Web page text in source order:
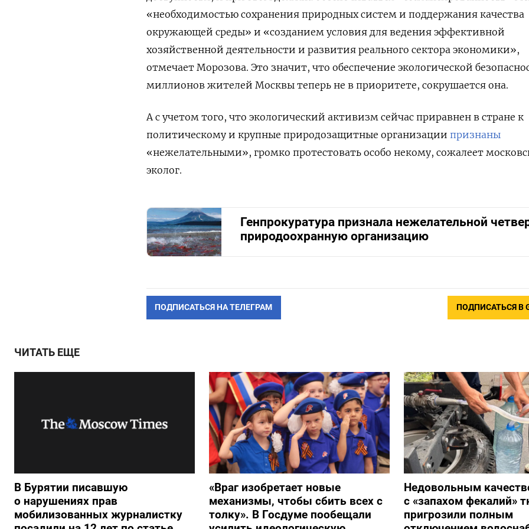
«необходимостью сохранения природных систем и поддержания качества
окружающей среды» и «созданием условия для ведения эффективной
хозяйственной деятельности и развития реального сектора экономики»,
отмечает Морозова. Это значит, что обеспечение экологической
миллионов жителей Москвы теперь не в приоритете, сокрушается она.
А с учетом того, что экологический активизм сейчас приравнен в стране к
политическому и крупные природозащитные организации признаны
«нежелательными», громко протестовать особо некому, сожалеет
эколог.
Генпрокуратура признала нежелательной
природоохранную организацию
ПОДПИСАТЬСЯ НА ТЕЛЕГРАМ ПОДПИСАТЬСЯ В
ЧИТАТЬ ЕЩЕ
В Бурятии писавшую
о нарушениях прав
мобилизованных журналистку
«Враг изобретает новые
механизмы, чтобы сбить всех с
толку». В Госдуме пообещали
Недовольным
с «запахом фекалий»
пригрозили полным